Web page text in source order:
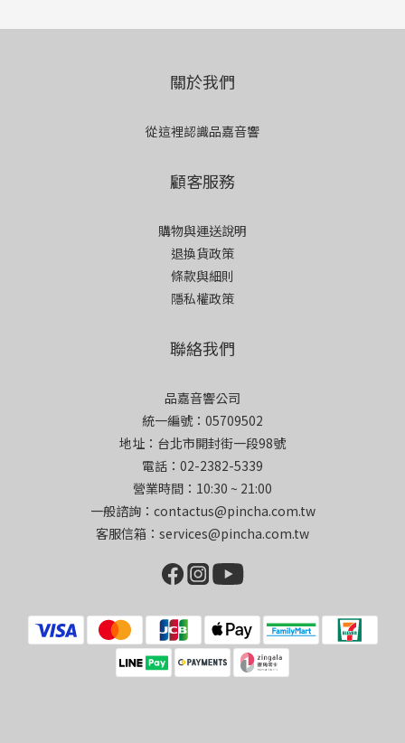
關於我們
從這裡認識品嘉音響
顧客服務
購物與運送說明
退換貨政策
條款與細則
隱私權政策
聯絡我們
品嘉音響公司
統一編號：05709502
地址：台北市開封街一段98號
電話：02-2382-5339
營業時間：10:30 ~ 21:00
一般諮詢：contactus@pincha.com.tw
客服信箱：services@pincha.com.tw